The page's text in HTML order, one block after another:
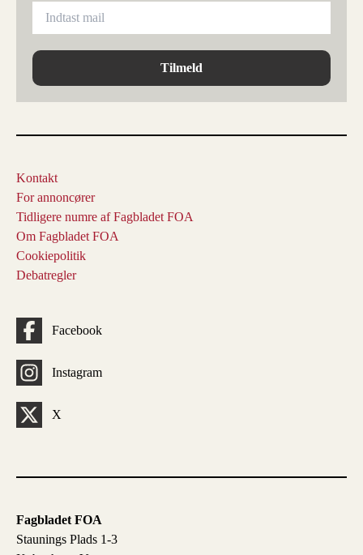
Tilmeld
Fagbladet FOA
Staunings Plads 1-3
Kontakt
For annoncører
Tidligere numre af Fagbladet FOA
Om Fagbladet FOA
Cookiepolitik
Debatregler
Facebook
Instagram
X